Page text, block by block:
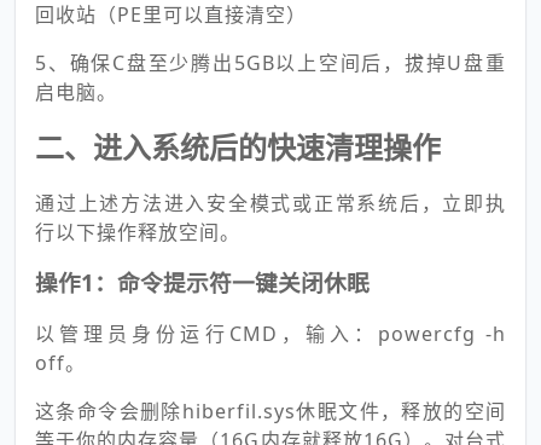
回收站（PE里可以直接清空）
5、确保C盘至少腾出5GB以上空间后，拔掉U盘重
启电脑。
二、进入系统后的快速清理操作
通过上述方法进入安全模式或正常系统后，立即执
行以下操作释放空间。
操作1：命令提示符一键关闭休眠
以管理员身份运行CMD，输入：powercfg -h
off。
这条命令会删除hiberfil.sys休眠文件，释放的空间